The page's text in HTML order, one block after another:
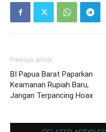
Previous article
BI Papua Barat Paparkan
Keamanan Rupiah Baru,
Jangan Terpancing Hoax